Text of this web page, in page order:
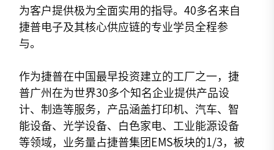
为客户提供极为全面实用的指导。40多名来自
捷普电子及其核心供应链的专业学员全程参
与。
作为捷普在中国最早投资建立的工厂之一，捷
普广州在为世界30多个知名企业提供产品设
计、制造等服务，产品涵盖打印机、汽车、智
能设备、光学设备、白色家电、工业能源设备
等领域，业务量占捷普集团EMS板块的1/3，被